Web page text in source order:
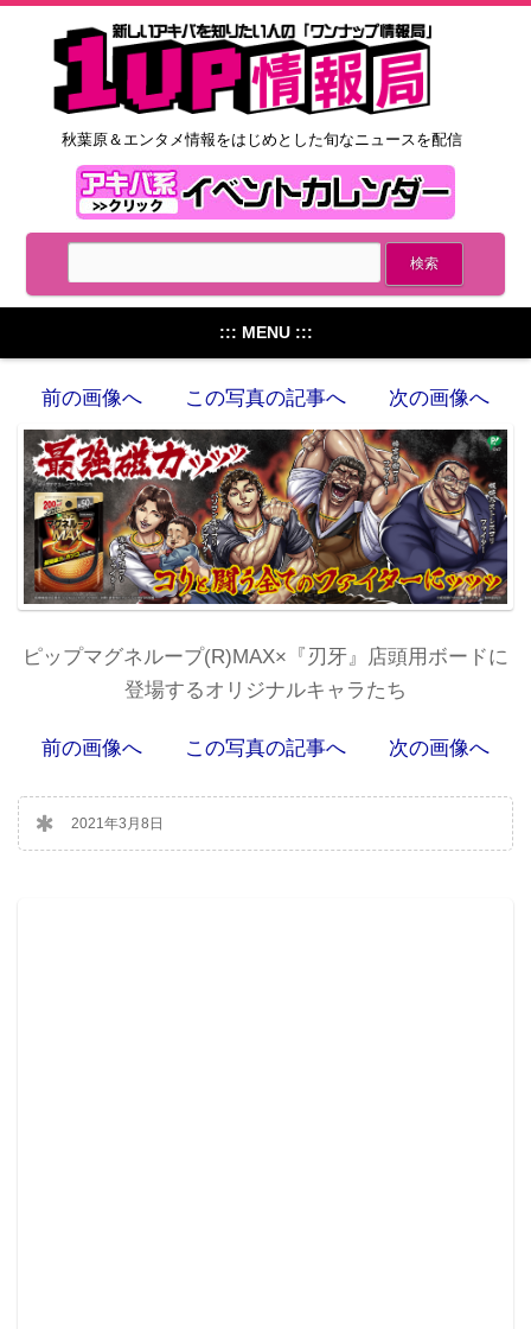
秋葉原＆エンタメ情報をはじめとした旬なニュースを配信
::: MENU :::
前の画像へ この写真の記事へ 次の画像へ
ピップマグネループ(R)MAX×『刃牙』店頭用ボードに
登場するオリジナルキャラたち
前の画像へ この写真の記事へ 次の画像へ
2021年3月8日